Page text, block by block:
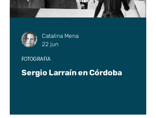
Sergio Larraín en Córdoba
FOTOGRAFÍA
Catalina Mena
22 jun